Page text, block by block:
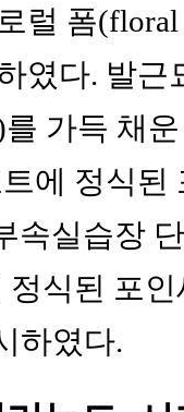
럴 폼
였다. 발
가득 채
에 정식된
속실습장
식된 포
하였다.